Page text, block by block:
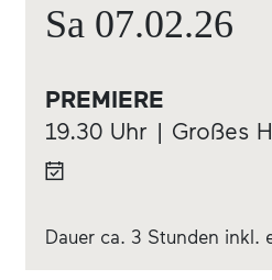
Sa 07.02.26
PREMIERE
19.30 Uhr | Großes
Dauer ca. 3 Stunden inkl.